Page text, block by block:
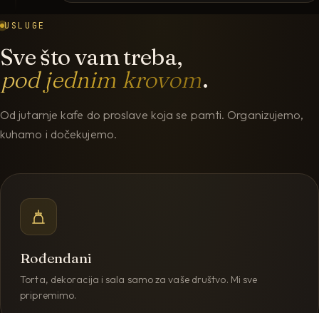
USLUGE
Sve što vam treba,
pod jednim krovom.
Od jutarnje kafe do proslave koja se pamti. Organizujemo,
kuhamo i dočekujemo.
Rođendani
Torta, dekoracija i sala samo za vaše društvo. Mi sve
pripremimo.